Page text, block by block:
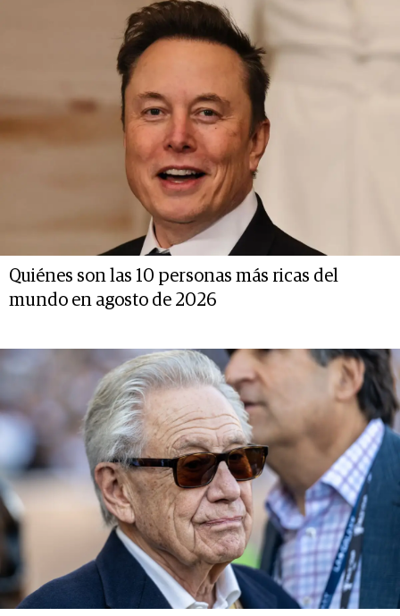
Quiénes son las 10 personas más ricas del
mundo en agosto de 2026